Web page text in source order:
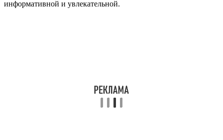
информативной и увлекательной.